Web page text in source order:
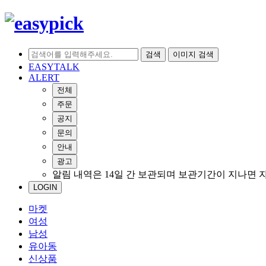
검색 이미지 검색
EASYTALK
ALERT
전체
주문
공지
문의
안내
광고
알림 내역은 14일 간 보관되며 보관기간이 지나면
LOGIN
마켓
여성
남성
유아동
신상품